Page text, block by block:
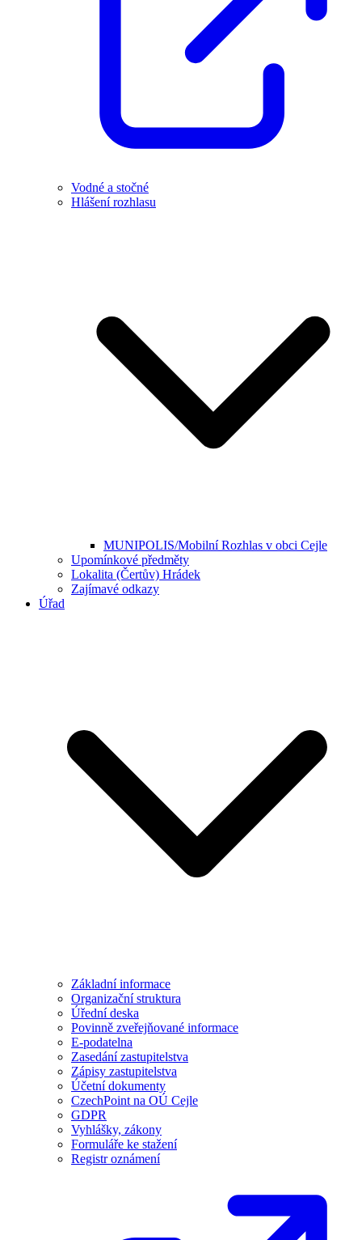
Vodné a stočné
Hlášení rozhlasu
MUNIPOLIS/Mobilní Rozhlas v obci Cejle
Upomínkové předměty
Lokalita (Čertův) Hrádek
Zajímavé odkazy
Úřad
Základní informace
Organizační struktura
Úřední deska
Povinně zveřejňované informace
E-podatelna
Zasedání zastupitelstva
Zápisy zastupitelstva
Účetní dokumenty
CzechPoint na OÚ Cejle
GDPR
Vyhlášky, zákony
Formuláře ke stažení
Registr oznámení